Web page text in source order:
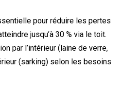
pour réduire les pertes
jusqu’à 30 % via le toit.
par l’intérieur (laine de verre,
(sarking) selon les besoins